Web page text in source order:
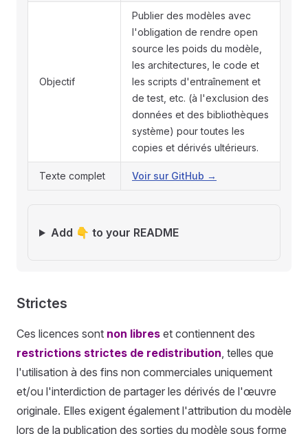
Objectif
Publier des modèles avec
l'obligation de rendre open
source les poids du modèle,
les architectures, le code et
les scripts d'entraînement et
de test, etc. (à l'exclusion des
données et des bibliothèques
système) pour toutes les
copies et dérivés ultérieurs.
Texte complet Voir sur GitHub →
Add 👇 to your README
Strictes
Ces licences sont non libres et contiennent des
restrictions strictes de redistribution, telles que
l'utilisation à des fins non commerciales uniquement
et/ou l'interdiction de partager les dérivés de l'œuvre
originale. Elles exigent également l'attribution du modèle
lors de la publication des sorties du modèle sous forme